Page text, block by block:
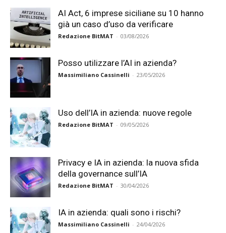
AI Act, 6 imprese siciliane su 10 hanno
già un caso d’uso da verificare
Redazione BitMAT - 03/08/2026
Posso utilizzare l’AI in azienda?
Massimiliano Cassinelli - 23/05/2026
Uso dell’IA in azienda: nuove regole
Redazione BitMAT - 09/05/2026
Privacy e IA in azienda: la nuova sfida
della governance sull’IA
Redazione BitMAT - 30/04/2026
IA in azienda: quali sono i rischi?
Massimiliano Cassinelli - 24/04/2026